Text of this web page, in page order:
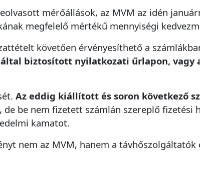
*
esetleges pontosításához*
Tájékoztatjuk, hogy a 14:00 után
adatait a következő
Új bejelentés
mérőállások, az MVM az idén
megfelelő mértékű mennyiségi
követően érvényesíthető a
biztosított nyilatkozati űrlapon, vagy
Az eddig kiállított és soron következő
be nem fizetett számlán szereplő fizetési
kamatot.
nem az MVM, hanem a távhőszolgáltatók